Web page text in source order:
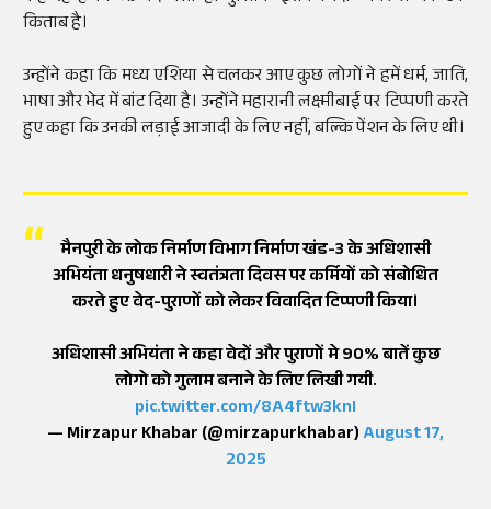
किताब है।
उन्होंने कहा कि मध्य एशिया से चलकर आए कुछ लोगों ने हमें धर्म, जाति,
भाषा और भेद में बांट दिया है। उन्होंने महारानीलक्ष्मीबाईपर टिप्पणी करते
हुए कहा कि उनकी लड़ाई आजादी के लिए नहीं, बल्कि पेंशन के लिए थी।
मैनपुरी के लोक निर्माण विभाग निर्माण खंड-3 के अधिशासी
अभियंता धनुषधारी ने स्वतंत्रता दिवस पर कर्मियों को संबोधित
करते हुए वेद-पुराणों को लेकर विवादित टिप्पणी किया।
अधिशासी अभियंता ने कहा वेदों और पुराणों मे 90% बातें कुछ
लोगो को गुलाम बनाने के लिए लिखी गयी.
pic.twitter.com/8A4ftw3knI
— Mirzapur Khabar (@mirzapurkhabar)August 17,
2025